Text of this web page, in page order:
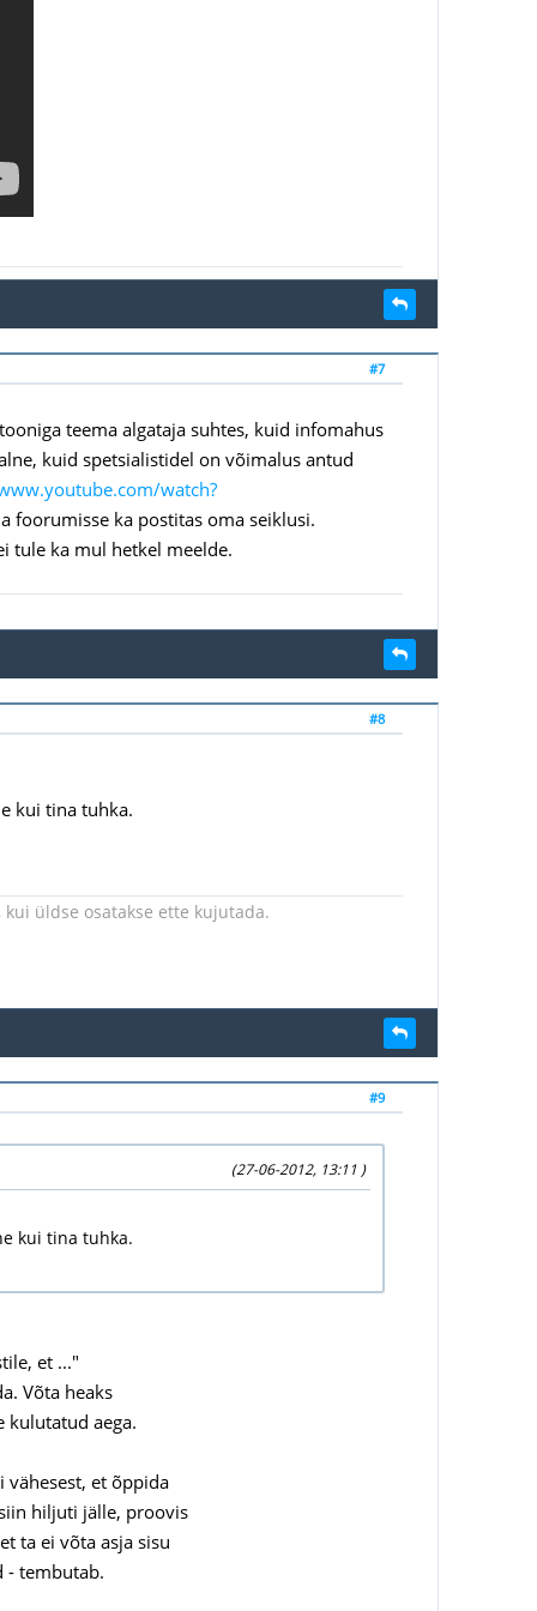
#7
teema algataja suhtes, kuid infomahus
kuid spetsialistidel on võimalus antud
watch?
foorumisse ka postitas oma seiklusi.
tule ka mul hetkel meelde.
#8
kui tina tuhka.
üldse osatakse ette kujutada.
#9
(27-06-2012, 13:11 )
kui tina tuhka.
et ..."
Võta heaks
kulutatud aega.
vähesest, et õppida
hiljuti jälle, proovis
ta ei võta asja sisu
- tembutab.